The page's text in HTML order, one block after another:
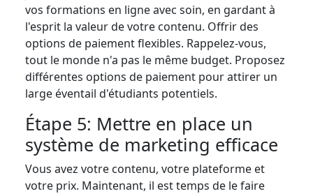
vos formations en ligne avec soin, en gardant à
l'esprit la valeur de votre contenu. Offrir des
options de paiement flexibles. Rappelez-vous,
tout le monde n'a pas le même budget. Proposez
différentes options de paiement pour attirer un
large éventail d'étudiants potentiels.
Étape 5: Mettre en place un
système de marketing efficace
Vous avez votre contenu, votre plateforme et
votre prix. Maintenant, il est temps de le faire